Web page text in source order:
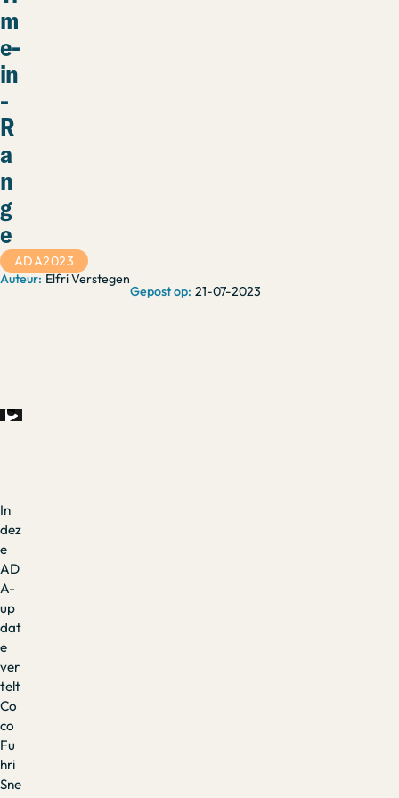
m
e-
in
-
R
a
n
g
e
Elfri Verstegen
21-07-2023
ADA2023
In
dez
e
AD
A-
up
dat
e
ver
telt
Co
co
Fu
hri
Sne